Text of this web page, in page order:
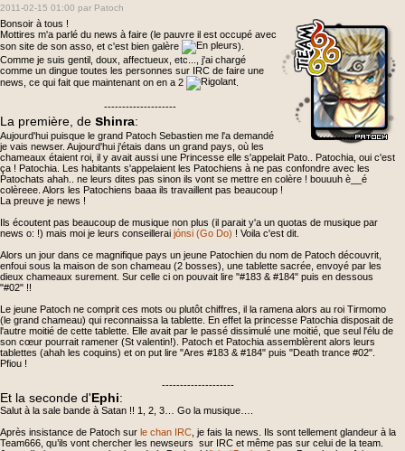
2011-02-15 01:00 par Patoch
Bonsoir à tous !
Mottires m'a parlé du news à faire (le pauvre il est occupé avec
son site de son asso, et c'est bien galère
).
Comme je suis gentil, doux, affectueux, etc..., j'ai chargé
comme un dingue toutes les personnes sur IRC de faire une
news, ce qui fait que maintenant on en a 2
--------------------
La première, de shinra:
Aujourd'hui puisque le grand Patoch Sebastien me l'a demandé
je vais newser. Aujourd'hui j'étais dans un grand pays, où les
chameaux étaient roi, il y avait aussi une Princesse elle s'appelait Pato.. Patochia, oui c'est
ça ! Patochia. Les habitants s'appelaient les Patochiens à ne pas confondre avec les
Patochats ahah.. ne leurs dites pas sinon ils vont se mettre en colère ! bouuuh è__é
colèreee. Alors les Patochiens baaa ils travaillent pas beaucoup !
La preuve je news !
Ils écoutent pas beaucoup de musique non plus (il parait y'a un quotas de musique par
news o: !) mais moi je leurs conseillerai jónsi (Go Do) ! Voila c'est dit.
Alors un jour dans ce magnifique pays un jeune Patochien du nom de Patoch découvrit,
enfoui sous la maison de son chameau (2 bosses), une tablette sacrée, envoyé par les
dieux chameaux surement. Sur celle ci on pouvait lire "#183 & #184" puis en dessous
"#02" !!
Le jeune Patoch ne comprit ces mots ou plutôt chiffres, il la ramena alors au roi Tirmomo
(le grand chameau) qui reconnaissa la tablette. En effet la princesse Patochia disposait de
l'autre moitié de cette tablette. Elle avait par le passé dissimulé une moitié, que seul l'élu de
son cœur pourrait ramener (St valentin!). Patoch et Patochia assemblèrent alors leurs
tablettes (ahah les coquins) et on put lire "Ares #183 & #184" puis "Death trance #02".
Pfiou !
--------------------
Et la seconde d'Ephi:
Salut à la sale bande à Satan !! 1, 2, 3… Go la musique….
Après insistance de Patoch sur le chan IRC , je fais la news. Ils sont tellement glandeur à la
Team666, qu’ils vont chercher les newseurs sur IRC et même pas sur celui de la team.